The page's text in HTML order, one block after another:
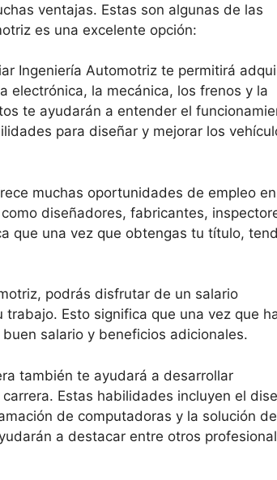
ventajas. Estas son algunas de las
es una excelente opción:
Ingeniería Automotriz te permitirá
electrónica, la mecánica, los frenos y la
te ayudarán a entender el
para diseñar y mejorar los
muchas oportunidades de empleo en
diseñadores, fabricantes,
que una vez que obtengas tu título,
podrás disfrutar de un salario
Esto significa que una vez que
salario y beneficios adicionales.
también te ayudará a desarrollar
Estas habilidades incluyen el
de computadoras y la solución de
a destacar entre otros